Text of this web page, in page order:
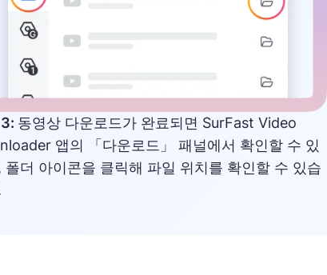
동영상 다운로드가 완료되면 SurFast Video
앱의 「다운로드」 패널에서 확인할 수 있
폴더 아이콘을 클릭해 파일 위치를 확인할 수 있습